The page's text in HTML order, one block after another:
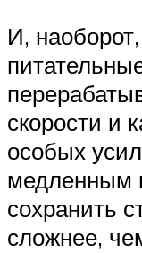
И,
скорости и
особых
медленным
сохранить
сложнее,